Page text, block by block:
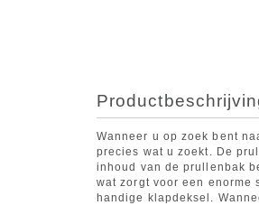
Wanneer u op zoek bent
precies wat u zoekt. De
inhoud van de prullenbak
wat zorgt voor een enorme
handige klapdeksel.